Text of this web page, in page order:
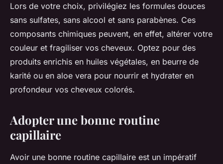
Lors de votre choix, privilégiez les formules douces
sans sulfates, sans alcool et sans parabènes. Ces
composants chimiques peuvent, en effet, altérer votre
couleur et fragiliser vos cheveux. Optez pour des
produits enrichis en huiles végétales, en beurre de
karité ou en aloe vera pour nourrir et hydrater en
profondeur vos cheveux colorés.
Adopter une bonne routine
capillaire
Avoir une bonne routine capillaire est un impératif